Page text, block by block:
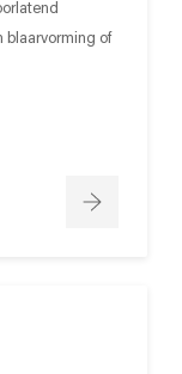
blaarvorming of